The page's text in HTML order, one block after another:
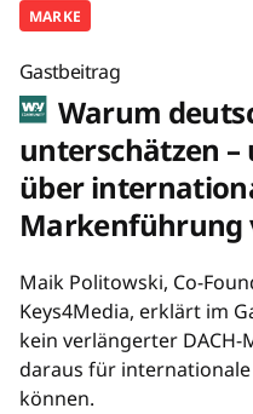
MARKE
Gastbeitrag
Warum
unterschätzen –
über
Markenführung
Maik Politowski, Co-
Keys4Media, erklärt im
kein verlängerter
daraus für
können.